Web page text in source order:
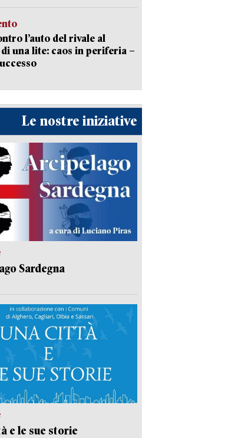
l’auto del rivale al
una lite: caos in periferia –
Le nostre iniziative
Sardegna
e le sue storie